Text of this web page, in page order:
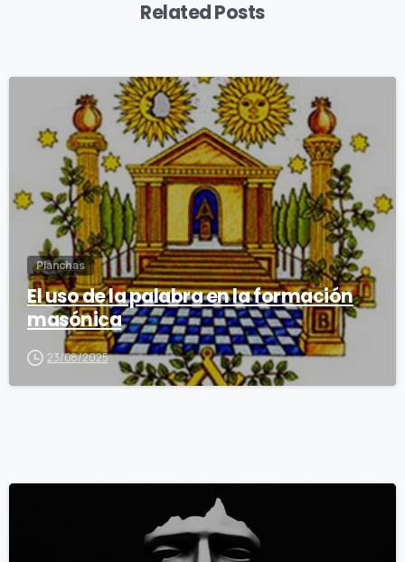
Related Posts
Planchas
El uso de la palabra en la formación
masónica
23/08/2025